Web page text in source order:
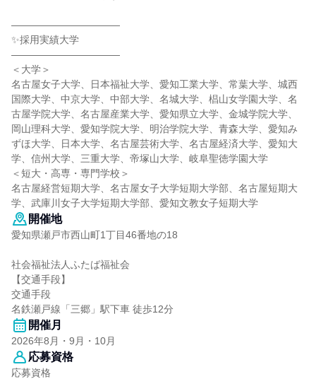
―――――――――――
✨採用実績大学
―――――――――――
＜大学＞
名古屋女子大学、日本福祉大学、愛知工業大学、常葉大学、城西
国際大学、中京大学、中部大学、名城大学、椙山女学園大学、名
古屋学院大学、名古屋産業大学、愛知県立大学、金城学院大学、
岡山理科大学、愛知学院大学、明治学院大学、青森大学、愛知み
ずほ大学、日本大学、名古屋芸術大学、名古屋経済大学、愛知大
学、信州大学、三重大学、帝塚山大学、岐阜聖徳学園大学
＜短大・高専・専門学校＞
名古屋経営短期大学、名古屋女子大学短期大学部、名古屋短期大
学、武庫川女子大学短期大学部、愛知文教女子短期大学
開催地
愛知県瀬戸市西山町1丁目46番地の18
社会福祉法人ふたば福祉会
【交通手段】
交通手段
名鉄瀬戸線「三郷」駅下車 徒歩12分
開催月
2026年8月・9月・10月
応募資格
応募資格